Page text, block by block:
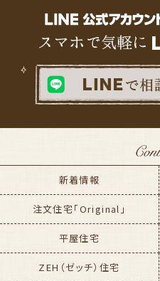
新着情報
注文住宅「Original」
平屋住宅
ZEH（ゼッチ）住宅